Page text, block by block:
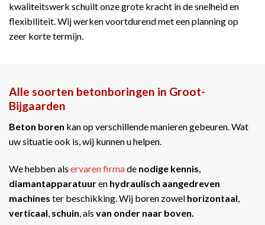
kwaliteitswerk schuilt onze grote kracht in de snelheid en
flexibiliteit. Wij werken voortdurend met een planning op
zeer korte termijn.
Alle soorten betonboringen in Groot-
Bijgaarden
Beton boren kan op verschillende manieren gebeuren. Wat
uw situatie ook is, wij kunnen u helpen.
We hebben als ervaren firmade nodige kennis
diamantapparatuuren hydraulisch aangedreven
machines ter beschikking. Wij boren zowel horizontaal
verticaal schuin , als van onder naar boven.